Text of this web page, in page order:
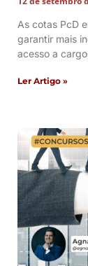
As cotas PcD
garantir mais
acesso a
Ler Artigo »